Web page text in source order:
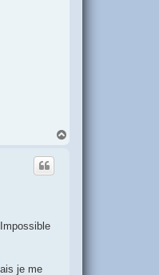
je me